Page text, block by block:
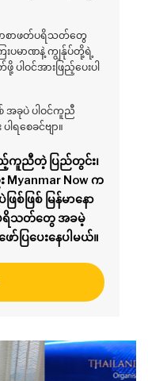
မာစာဖတ်ပရိသတ်တွေ
ပမာဏနဲ့ ကျွန်ုပ်တို့ရဲ့
ဝင်အားဖြည့်ပေးပါ
အခုပဲ ပါဝင်ကူညီ
စေခင်ဗျာ။
ကူညီတဲ့ ပြည်တွင်း၊
Now က
ဖြစ် မြန်မာနော
ပရိသတ်တွေ အခမဲ့
ြပေးနေပါမယ်။